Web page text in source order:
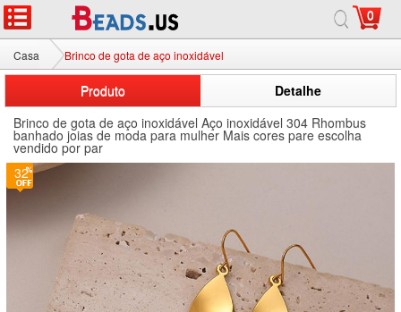
0
Casa Brinco de gota de aço inoxidável
Produto
Detalhe
Brinco de gota de aço inoxidável Aço inoxidável 304 Rhombus
banhado joias de moda para mulher Mais cores pare escolha
vendido por par